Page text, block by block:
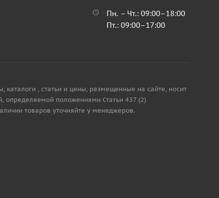
Пн. – Чт.: 09:00–18:00
Пт.: 09:00–17:00
, статьи и цены, размещенные на сайте, носит
определяемой положениями Статьи 437 (2)
товаров уточняйте у менеджеров.